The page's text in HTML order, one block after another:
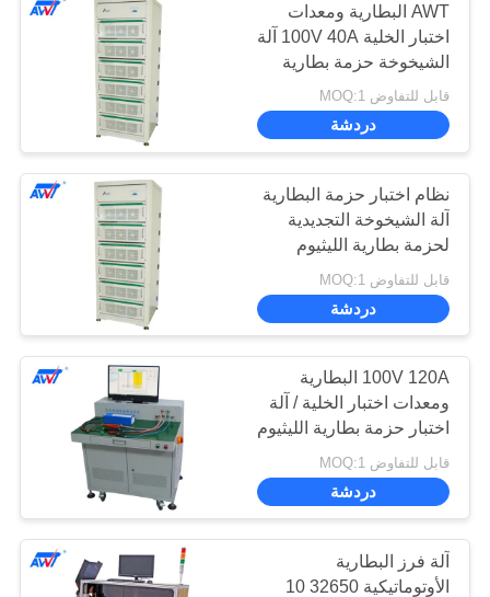
اتصل
أخبار
نتحدث
الآن
خريطة
الموقع
PRIVACY
POLICY
لحام البقعة الدقيقة
10
معدات اختبار البطارية
والخلية
25
آلة فرز البطارية
11
AWT البطارية ومعدات
اختبار الخلية 100V 40A آلة
الشيخوخة حزمة بطارية
الليثيوم
قابل للتفاوض MOQ:1
دردشة
نظام اختبار حزمة البطارية
آلة الشيخوخة التجديدية
لحزمة بطارية الليثيوم
قابل للتفاوض MOQ:1
دردشة
100V 120A البطارية
ومعدات اختبار الخلية / آلة
اختبار حزمة بطارية الليثيوم
قابل للتفاوض MOQ:1
دردشة
آلة فرز البطارية
الأوتوماتيكية 32650 10